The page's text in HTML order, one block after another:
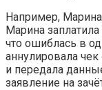
Например,
Марина
что ошиблась в
аннулировала
и передала
заявление на